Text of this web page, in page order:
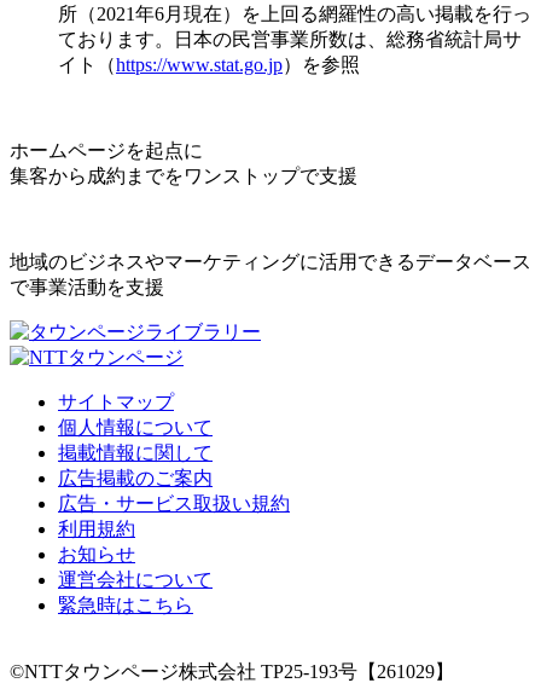
所（2021年6月現在）を上回る網羅性の高い掲載を行っ
ております。日本の民営事業所数は、総務省統計局サ
イト（https://www.stat.go.jp）を参照
ホームページを起点に
集客から成約までをワンストップで支援
地域のビジネスやマーケティングに活用できるデータベース
で事業活動を支援
サイトマップ
個人情報について
掲載情報に関して
広告掲載のご案内
広告・サービス取扱い規約
利用規約
お知らせ
運営会社について
緊急時はこちら
©NTTタウンページ株式会社 TP25-193号【261029】